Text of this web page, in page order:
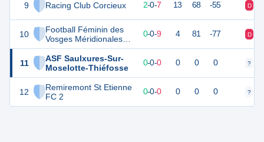
9 Racing Club Corcieux
10
Football Féminin des
Vosges Méridionales
U13
11
ASF Saulxures-Sur-
Moselotte-Thiéfosse
12
Remiremont St Etienne
FC 2
6 9 2-0-7 13 68 -55 D
0 0-0-9 4 81 -77 D
0 0-0-0 0 0 0 ?
0 0 0-0-0 0 0 0 ?